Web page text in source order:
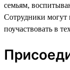
семьям,
Сотрудники могут
поучаствовать в